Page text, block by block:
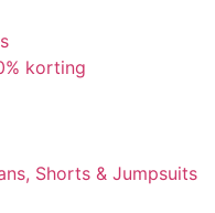
korting
Shorts & Jumpsuits